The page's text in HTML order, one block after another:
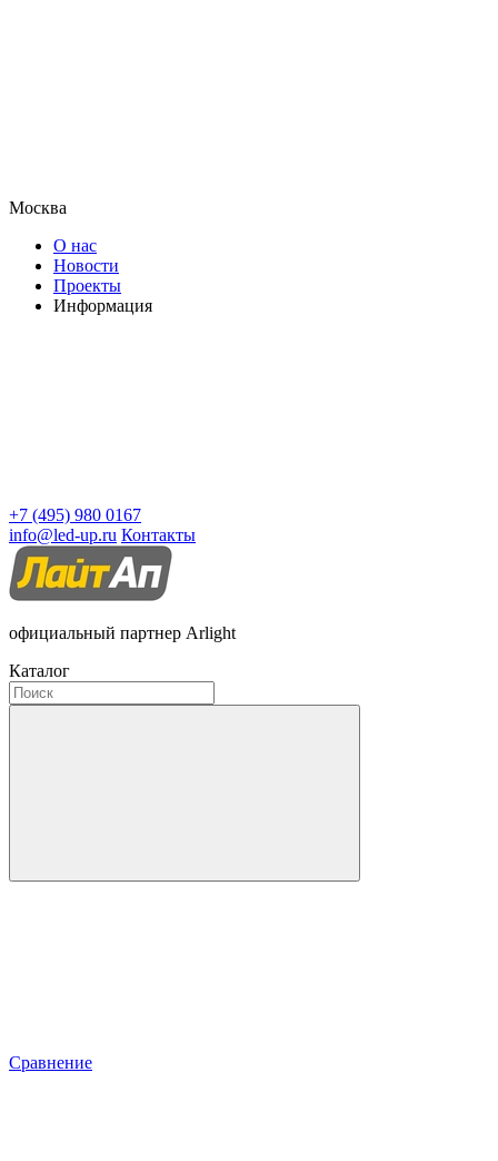
Москва
О нас
Новости
Проекты
Информация
+7 (495) 980 0167
info@led-up.ru Контакты
официальный партнер Arlight
Каталог
Сравнение